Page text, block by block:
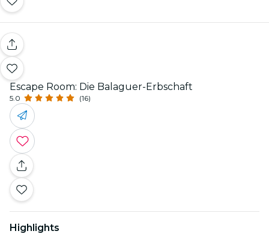
Escape Room: Die Balaguer-Erbschaft
5.0 (16)
Highlights